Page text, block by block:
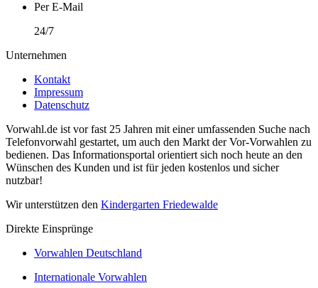
Per E-Mail
24/7
Unternehmen
Kontakt
Impressum
Datenschutz
Vorwahl.de ist vor fast 25 Jahren mit einer umfassenden Suche nach
Telefonvorwahl gestartet, um auch den Markt der Vor-Vorwahlen zu
bedienen. Das Informationsportal orientiert sich noch heute an den
Wünschen des Kunden und ist für jeden kostenlos und sicher
nutzbar!
Wir unterstützen den Kindergarten Friedewalde
Direkte Einsprünge
Vorwahlen Deutschland
Internationale Vorwahlen